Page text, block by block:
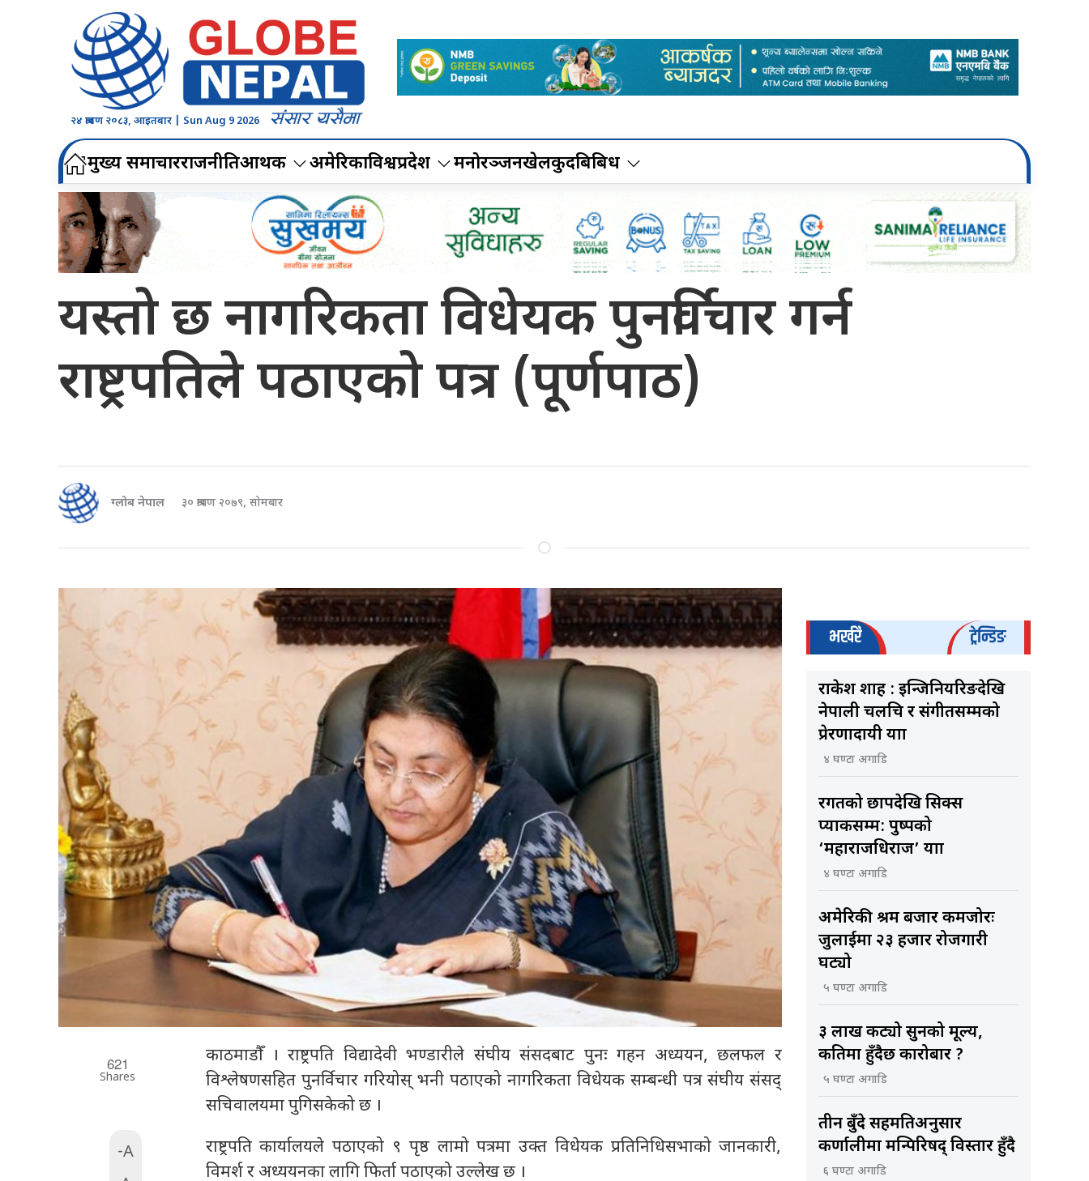
२४ श्रावण २०८३, आइतबार | Sun Aug 9 2026
मुख्य समाचारराजनीतिआर्थिक अमेरिकाविश्वप्रदेश मनोरञ्जनखेलकुदबिबिध
यस्तो छ नागरिकता विधेयक पुनर्विचार गर्न
राष्ट्रपतिले पठाएको पत्र (पूर्णपाठ)
ग्लोब नेपाल ३० श्रावण २०७९, सोमबार
621
Shares
-A
काठमाडौँ । राष्ट्रपति विद्यादेवी भण्डारीले संघीय संसदबाट पुनः गहन अध्ययन, छलफल र
विश्लेषणसहित पुनर्विचार गरियोस् भनी पठाएको नागरिकता विधेयक सम्बन्धी पत्र संघीय संसद्
सचिवालयमा पुगिसकेको छ ।
राष्ट्रपति कार्यालयले पठाएको ९ पृष्ठ लामो पत्रमा उक्त विधेयक प्रतिनिधिसभाको जानकारी,
विमर्श र अध्ययनका लागि फिर्ता पठाएको उल्लेख छ ।
भर्खरै ट्रेन्डिङ
राकेश शाह : इन्जिनियरिङदेखि
नेपाली चलचित्र र संगीतसम्मको
प्रेरणादायी यात्रा
४ घण्टा अगाडि
रगतको छापदेखि सिक्स
प्याकसम्म: पुष्पको
‘महाराजधिराज’ यात्रा
४ घण्टा अगाडि
अमेरिकी श्रम बजार कमजोरः
जुलाईमा २३ हजार रोजगारी
घट्यो
५ घण्टा अगाडि
३ लाख कट्यो सुनको मूल्य,
कतिमा हुँदैछ कारोबार ?
५ घण्टा अगाडि
तीन बुँदे सहमतिअनुसार
कर्णालीमा मन्त्रिपरिषद् विस्तार हुँदै
६ घण्टा अगाडि